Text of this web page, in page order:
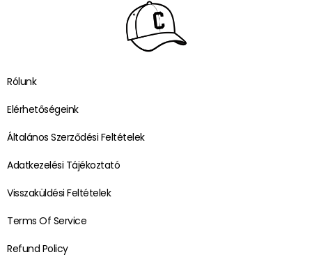
Rólunk
Elérhetőségeink
Általános Szerződési Feltételek
Adatkezelési Tájékoztató
Visszaküldési Feltételek
Terms Of Service
Refund Policy